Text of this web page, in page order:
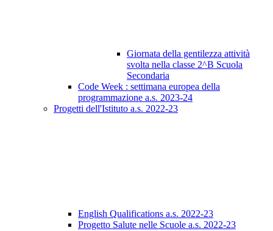
Giornata della gentilezza attività
svolta nella classe 2^B Scuola
Secondaria
Code Week : settimana europea della
programmazione a.s. 2023-24
Progetti dell'Istituto a.s. 2022-23
English Qualifications a.s. 2022-23
Progetto Salute nelle Scuole a.s. 2022-23